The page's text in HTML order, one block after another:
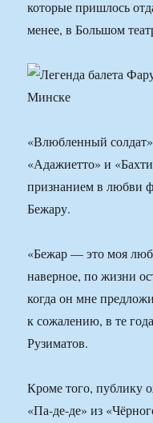
которые пришлось
менее, в Большом
«Влюбленный
«Адажиетто» и
признанием в любви
Бежару.
«Бежар — это моя
наверное, по жизни
когда он мне
к сожалению, в те
Рузиматов.
Кроме того, публику
«Па-де-де» из